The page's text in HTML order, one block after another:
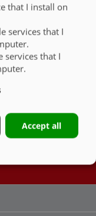
that I install on
services that I
services that I
Accept all